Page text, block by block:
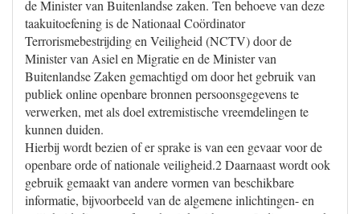
de Minister van Buitenlandse zaken. Ten behoeve van deze
taakuitoefening is de Nationaal Coördinator
Terrorismebestrijding en Veiligheid (NCTV) door de
Minister van Asiel en Migratie en de Minister van
Buitenlandse Zaken gemachtigd om door het gebruik van
publiek online openbare bronnen persoonsgegevens te
verwerken, met als doel extremistische vreemdelingen te
kunnen duiden.
Hierbij wordt bezien of er sprake is van een gevaar voor de
openbare orde of nationale veiligheid.2 Daarnaast wordt ook
gebruik gemaakt van andere vormen van beschikbare
informatie, bijvoorbeeld van de algemene inlichtingen- en